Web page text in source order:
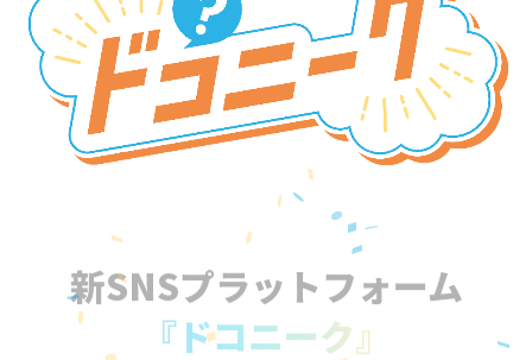
新SNSプラットフォーム
『ドコニーク』